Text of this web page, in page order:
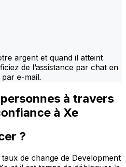
argent et quand il atteint
de l’assistance par chat en
e-mail.
à travers
à Xe
?
de change de Development